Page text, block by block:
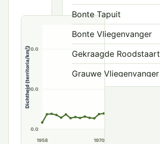
0.0
10.0
20.0
Dichtheid (territoria/km²)
1958 1970
Bonte Tapuit
Bonte Vliegenvanger
Gekraagde Roodstaart
Grauwe Vliegenvanger
Nachtegaal